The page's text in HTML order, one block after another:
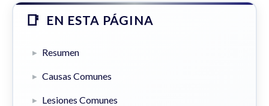
EN ESTA PÁGINA
Resumen
Causas Comunes
Lesiones Comunes